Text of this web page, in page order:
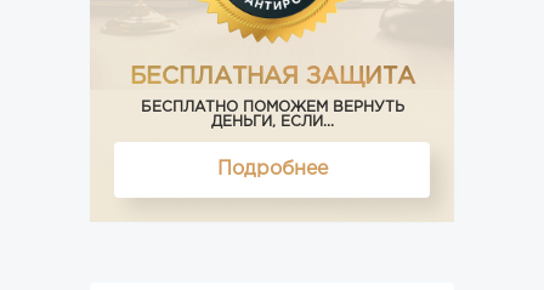
БЕСПЛАТНАЯ ЗАЩИТА
БЕСПЛАТНО ПОМОЖЕМ ВЕРНУТЬ
ДЕНЬГИ, ЕСЛИ...
Подробнее